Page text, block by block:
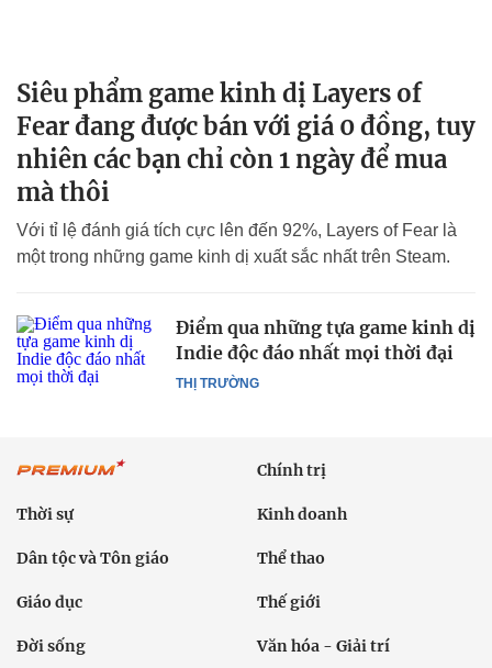
Siêu phẩm game kinh dị Layers of
Fear đang được bán với giá 0 đồng, tuy
nhiên các bạn chỉ còn 1 ngày để mua
mà thôi
Với tỉ lệ đánh giá tích cực lên đến 92%, Layers of Fear là
một trong những game kinh dị xuất sắc nhất trên Steam.
THỊ TRƯỜNG
Điểm qua những tựa game kinh dị
Indie độc đáo nhất mọi thời đại
Chính trị
Thời sự Kinh doanh
Dân tộc và Tôn giáo Thể thao
Giáo dục Thế giới
Đời sống Văn hóa - Giải trí